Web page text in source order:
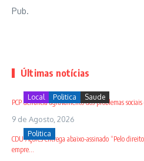
Pub.
Últimas notícias
Local Politica Saude
PCP denuncia agravamento dos problemas sociais
9 de Agosto, 2026
Politica
CDU Açores entrega abaixo-assinado “Pelo
empre...